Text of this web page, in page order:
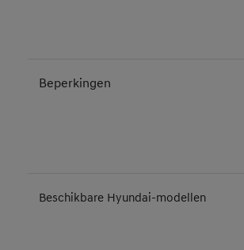
Beperkingen
Beschikbare Hyundai-modellen